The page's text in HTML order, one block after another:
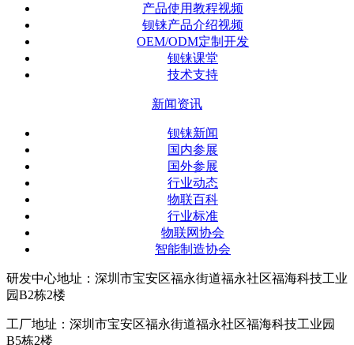
产品使用教程视频
钡铼产品介绍视频
OEM/ODM定制开发
钡铼课堂
技术支持
新闻资讯
钡铼新闻
国内参展
国外参展
行业动态
物联百科
行业标准
物联网协会
智能制造协会
研发中心地址：深圳市宝安区福永街道福永社区福海科技工业
园B2栋2楼
工厂地址：深圳市宝安区福永街道福永社区福海科技工业园
B5栋2楼